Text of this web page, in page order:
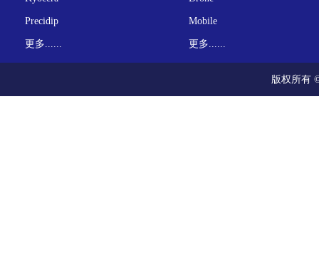
Precidip
更多......
Mobile
更多......
版权所有